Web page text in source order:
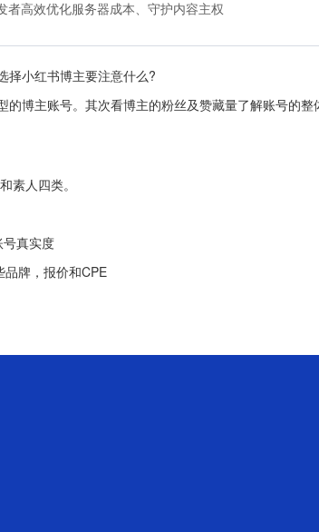
者高效优化服务器成本、守护内容主权
择小红书博主要注意什么?
博主账号。其次看博主的粉丝及赞藏量了解账号的
素人四类。
号真实度
品牌，报价和CPE